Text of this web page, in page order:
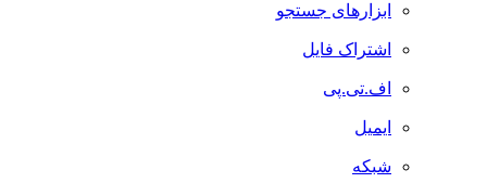
ابزارهای جستجو
اشتراک فایل
اف.تی.پی
ایمیل
شبکه